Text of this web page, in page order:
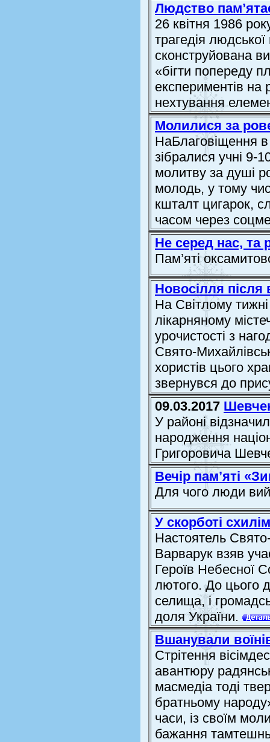
Людство
26 квітня 1986
трагедія
сконструйована
«бігти попереду
експериментів на
нехтування
Молилися за
НаБлаговіщення в
зібралися учні 9-
молитву за душі
молодь, у тому
кшталт цигарок,
часом через
Не серед нас, та
Пам’яті
Новосілля після
На Світлому
лікарняному
урочистості з
Свято-
хористів цього
звернувся до
09.03.2017
У районі
народження
Григоровича
Вечір пам’яті
Для чого люди
У скорботі
Настоятель
Варварук взяв
Героїв Небесної
лютого. До цього
селища, і
доля України.
Вшанували
Стрітення
авантюру
масмедіа тоді
братньому
часи, із своїм
бажання